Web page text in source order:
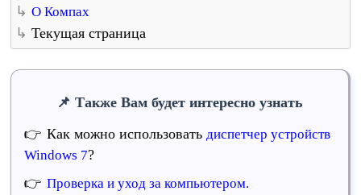
О Компах
Текущая страница
Также Вам будет интересно узнать
Как можно использоватьдиспетчер устройств
Windows 7?
Проверка и уход за компьютером.